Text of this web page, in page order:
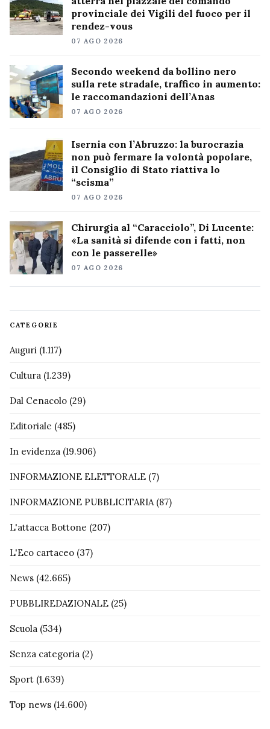
provinciale dei Vigili del fuoco per il
rendez-vous
07 AGO 2026
Secondo weekend da bollino nero
sulla rete stradale, traffico in aumento:
le raccomandazioni dell’Anas
07 AGO 2026
Isernia con l’Abruzzo: la burocrazia
non può fermare la volontà popolare,
il Consiglio di Stato riattiva lo
“scisma”
07 AGO 2026
Chirurgia al “Caracciolo”, Di Lucente:
«La sanità si difende con i fatti, non
con le passerelle»
07 AGO 2026
CATEGORIE
Auguri (1.117)
Cultura (1.239)
Dal Cenacolo (29)
Editoriale (485)
In evidenza (19.906)
INFORMAZIONE ELETTORALE (7)
INFORMAZIONE PUBBLICITARIA(87)
L'attacca Bottone (207)
L'Eco cartaceo (37)
News (42.665)
PUBBLIREDAZIONALE (25)
Scuola (534)
Senza categoria (2)
Sport (1.639)
Top news (14.600)